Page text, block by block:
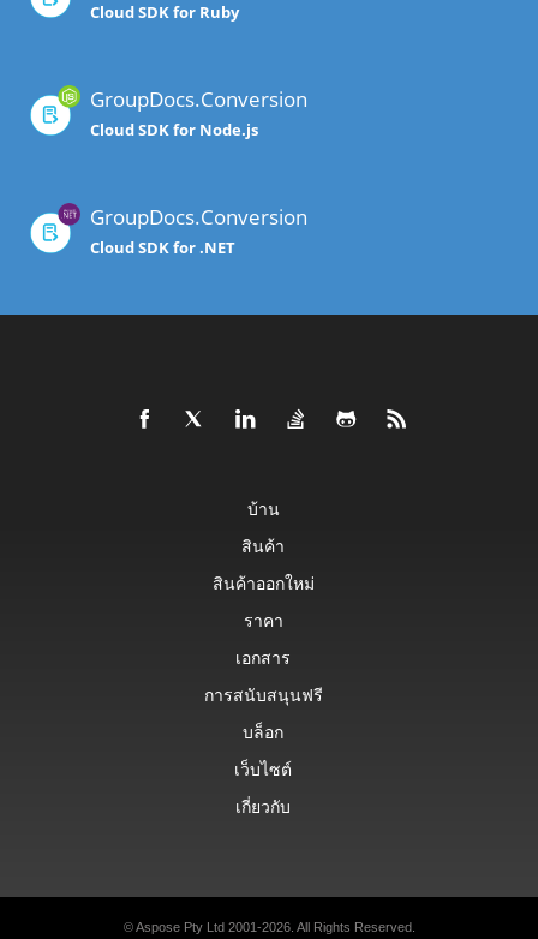
Cloud SDK for Ruby
GroupDocs.Conversion
Cloud SDK for Node.js
GroupDocs.Conversion
Cloud SDK for .NET
บ้าน
สินค้า
สินค้าออกใหม่
ราคา
เอกสาร
การสนับสนุนฟรี
บล็อก
เว็บไซต์
เกี่ยวกับ
© Aspose Pty Ltd 2001-2026. All Rights Reserved.